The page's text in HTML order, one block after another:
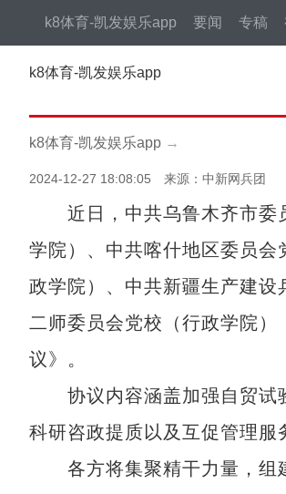
k8体育-凯发娱乐app 要闻 专稿
k8体育-凯发娱乐app
k8体育-凯发娱乐app →
2024-12-27 18:08:05 来源：中新网兵团
近日，中共乌鲁木齐市委员
学院）、中共喀什地区委员
政学院）、中共新疆生产建
二师委员会党校（行政学院
议》。
协议内容涵盖加强自贸试验
科研咨政提质以及互促管理服
各方将集聚精干力量，组建